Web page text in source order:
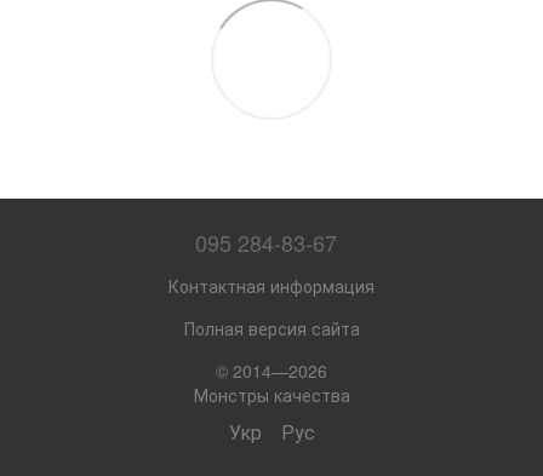
095 284-83-67
Контактная информация
Полная версия сайта
© 2014—2026
Монстры качества
Укр Рус